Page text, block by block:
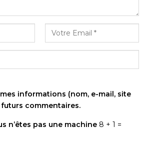
informations (nom, e-mail, site
commentaires.
n’êtes pas une machine 8 + 1 =